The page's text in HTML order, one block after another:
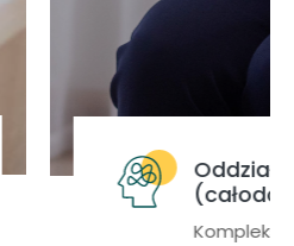
Oddział psychiatrii
(całodobowy)
Kompleksowa diagnostyka i